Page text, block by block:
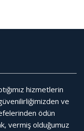
hizmetlerin
ve
ödün
vermiş olduğumuz